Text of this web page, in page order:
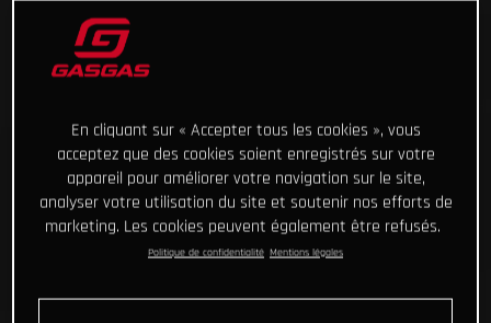
En cliquant sur « Accepter tous les cookies », vous
acceptez que des cookies soient enregistrés sur votre
appareil pour améliorer votre navigation sur le site,
analyser votre utilisation du site et soutenir nos efforts de
marketing. Les cookies peuvent également être refusés.
Politique de confidentialité Mentions légales